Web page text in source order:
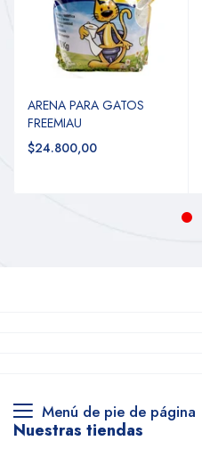
ARENA PARA GATOS
FREEMIAU
$24.800,00
Menú de pie de página
Nuestras tiendas